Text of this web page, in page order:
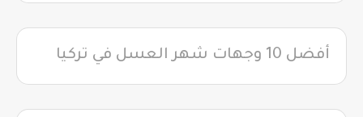
أفضل 10 وجهات شهر العسل في تركيا